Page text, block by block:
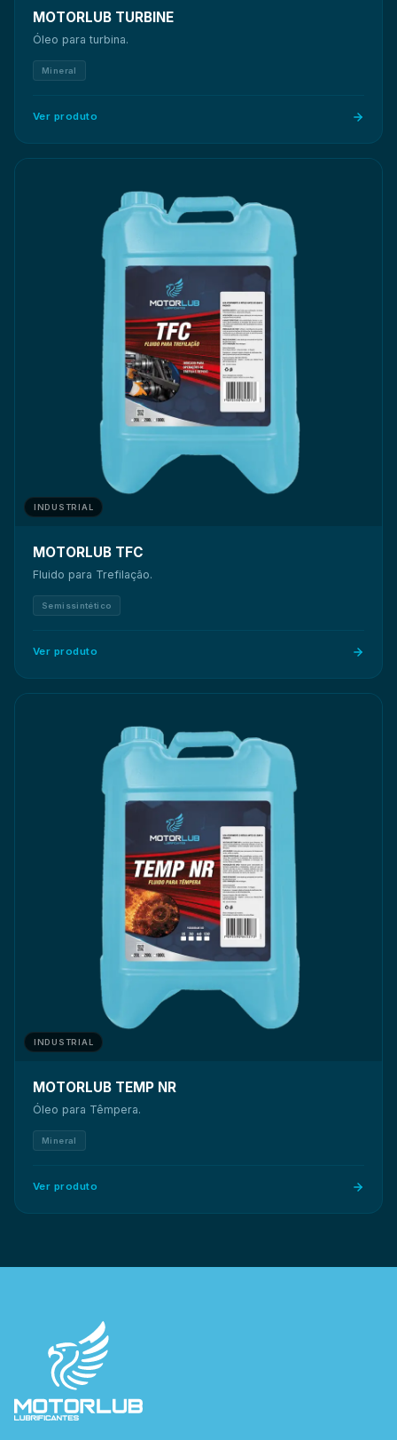
MOTORLUB TURBINE
Óleo para turbina.
Mineral
Ver produto
INDUSTRIAL
MOTORLUB TFC
Fluido para Trefilação.
Semissintético
Ver produto
INDUSTRIAL
MOTORLUB TEMP NR
Óleo para Têmpera.
Mineral
Ver produto